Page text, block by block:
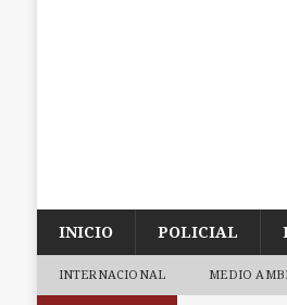
INICIO POLICIAL
INTERNACIONAL MEDIO